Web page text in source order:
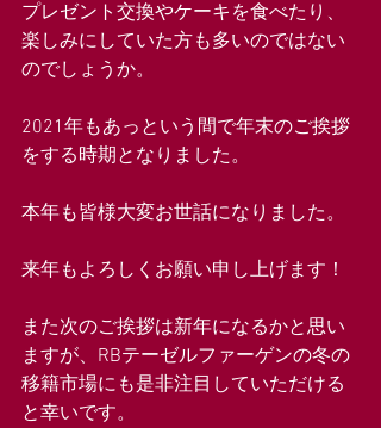
プレゼント交換やケーキを食べたり、
楽しみにしていた方も多いのではない
のでしょうか。
2021年もあっという間で年末のご挨拶
をする時期となりました。
本年も皆様大変お世話になりました。
来年もよろしくお願い申し上げます！
また次のご挨拶は新年になるかと思い
ますが、RBテーゼルファーゲンの冬の
移籍市場にも是非注目していただける
と幸いです。